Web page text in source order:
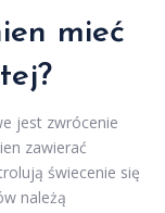
mieć
jest zwrócenie
zawierać
świecenie się
należą